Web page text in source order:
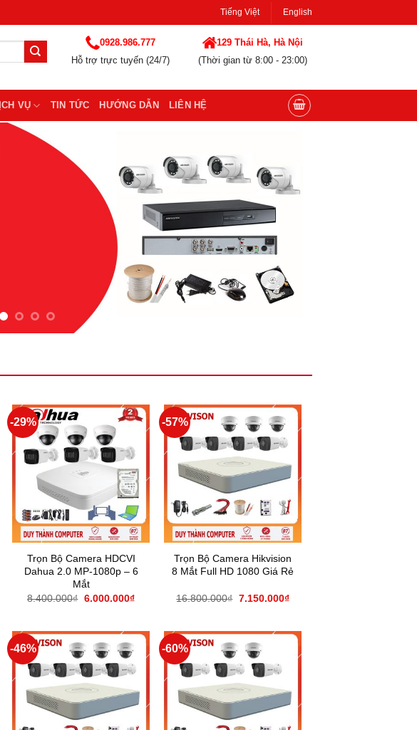
Tiếng Việt English
0928.986.777
Hỗ trợ trực tuyến (24/7)
129 Thái Hà, Hà Nội
(Thời gian từ 8:00 - 23:00)
VỤ TIN TỨC HƯỚNG DẪN LIÊN HỆ
-29%
Trọn Bộ Camera HDCVI
Dahua 2.0 MP-1080p – 6
Mắt
8.400.000₫ 6.000.000₫
-57%
Trọn Bộ Camera Hikvision
8 Mắt Full HD 1080 Giá Rẻ
16.800.000₫ 7.150.000₫
-46% -60%